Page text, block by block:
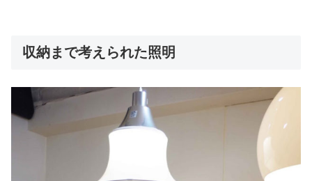
収納まで考えられた照明